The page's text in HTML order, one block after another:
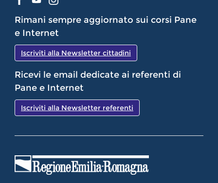
Rimani sempre aggiornato sui corsi Pane
e Internet
Iscriviti alla Newsletter cittadini
Ricevi le email dedicate ai referenti di
Pane e Internet
Iscriviti alla Newsletter referenti